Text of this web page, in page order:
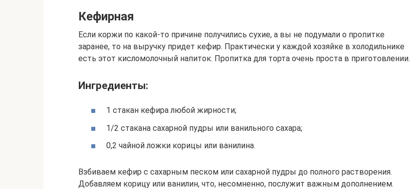
Кефирная
Если коржи по какой-то причине получились сухие, а вы не подумали о пропитке
заранее, то на выручку придет кефир. Практически у каждой хозяйке в холодильнике
есть этот кисломолочный напиток. Пропитка для торта очень проста в приготовлении.
Ингредиенты:
1 стакан кефира любой жирности;
1/2 стакана сахарной пудры или ванильного сахара;
0,2 чайной ложки корицы или ванилина.
Взбиваем кефир с сахарным песком или сахарной пудры до полного растворения.
Добавляем корицу или ванилин, что, несомненно, послужит важным дополнением.